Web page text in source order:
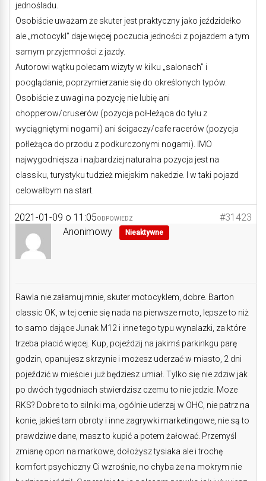
jednośladu.
Osobiście uważam że skuter jest praktyczny jako jeździdełko
ale „motocykl” daje więcej poczucia jedności z pojazdem a tym
samym przyjemności z jazdy.
Autorowi wątku polecam wizyty w kilku „salonach” i
pooglądanie, poprzymierzanie się do określonych typów.
Osobiście z uwagi na pozycję nie lubię ani
chopperow/cruserów (pozycja poł-leżąca do tyłu z
wyciągniętymi nogami) ani ścigaczy/cafe racerów (pozycja
połleżąca do przodu z podkurczonymi nogami). IMO
najwygodniejsza i najbardziej naturalna pozycja jest na
classiku, turystyku tudzież miejskim nakedzie. I w taki pojazd
celowałbym na start.
2021-01-09 o 11:05 #31423
ODPOWIEDZ
Anonimowy Nieaktywne
Rawla nie załamuj mnie, skuter motocyklem, dobre. Barton
classic OK, w tej cenie się nada na pierwsze moto, lepsze to niż
to samo dające Junak M12 i inne tego typu wynalazki, za które
trzeba płacić więcej. Kup, pojeździj na jakimś parkinkgu parę
godzin, opanujesz skrzynie i możesz uderzać w miasto, 2 dni
pojeździć w mieście i już będziesz umiał. Tylko się nie zdziw jak
po dwóch tygodniach stwierdzisz czemu to nie jedzie. Moze
RKS? Dobre to to silniki ma, ogólnie uderzaj w OHC, nie patrz na
konie, jakieś tam obroty i inne zagrywki marketingowe, nie są to
prawdziwe dane, masz to kupić a potem żałować. Przemyśl
zmianę opon na markowe, dołożysz tysiaka ale i trochę
komfort psychiczny Ci wzrośnie, no chyba że na mokrym nie